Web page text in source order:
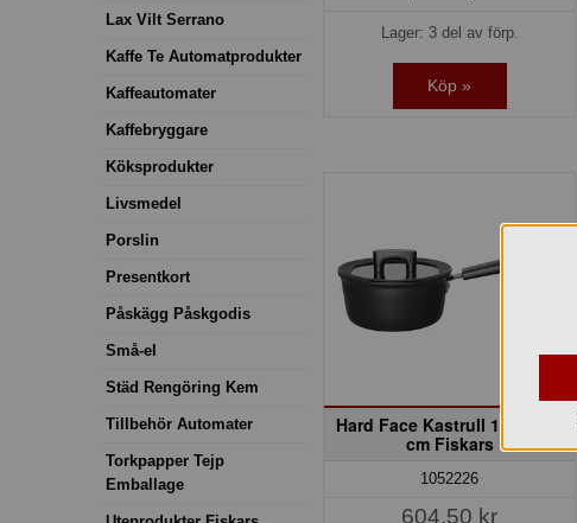
Lax Vilt Serrano
Kaffe Te Automatprodukter
Kaffeautomater
Kaffebryggare
Köksprodukter
Livsmedel
Porslin
Presentkort
Påskägg Påskgodis
Små-el
Städ Rengöring Kem
Tillbehör Automater
Torkpapper Tejp
Emballage
Lager: 3 del av förp.
Köp »
Hard Face Kastrull 1,8 L / 18
cm Fiskars
1052226
604,50 kr